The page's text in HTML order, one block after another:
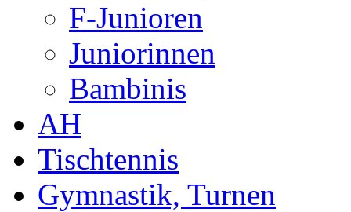
F-Junioren
Juniorinnen
Bambinis
AH
Tischtennis
Gymnastik, Turnen